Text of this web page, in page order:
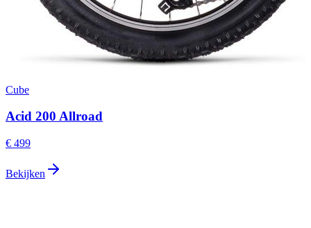
Cube
Acid 200 Allroad
€ 499
Bekijken